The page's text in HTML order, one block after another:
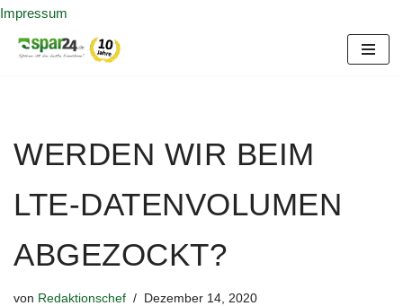
Impressum
WERDEN WIR BEIM
LTE-DATENVOLUMEN
ABGEZOCKT?
von Redaktionschef Dezember 14, 2020